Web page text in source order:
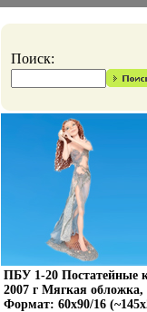
Поиск:
ПБУ 1-20 Постатейные
2007 г Мягкая обложка,
Формат: 60x90/16